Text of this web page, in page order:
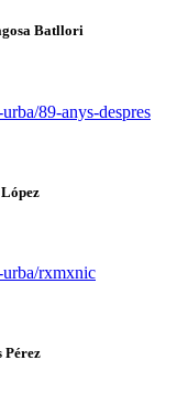
Batllori
89-anys-despres
urba/rxmxnic
Pérez